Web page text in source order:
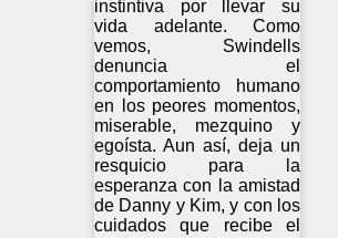
instintiva por llevar su
vida adelante. Como
vemos, Swindells
denuncia el
comportamiento humano
en los peores momentos,
miserable, mezquino y
egoísta. Aun así, deja un
resquicio para la
esperanza con la amistad
de Danny y Kim, y con los
cuidados que recibe el